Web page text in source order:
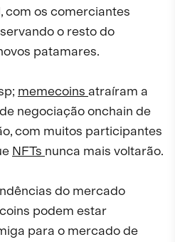
com os comerciantes
o resto do
patamares.
memecoins atraíram a
negociação onchain de
com muitos participantes
NFTs nunca mais voltarão.
do mercado
podem estar
para o mercado de